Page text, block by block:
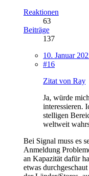
Reaktionen
63
Beiträge
137
10. Januar
#16
Zitat von Ray
Ja, würde
interessieren.
stelligen
weltweit
Bei Signal muss es
Anmeldung
an Kapazität dafür
etwas